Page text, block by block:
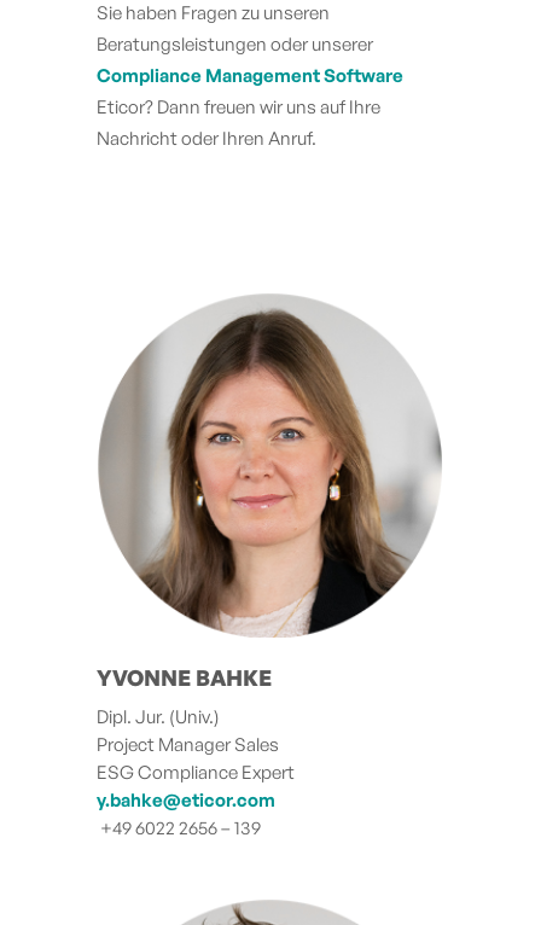
Sie haben Fragen zu unseren
Beratungsleistungen oder unserer
Compliance Management Software
Eticor? Dann freuen wir uns auf Ihre
Nachricht oder Ihren Anruf.
YVONNE BAHKE
Dipl. Jur. (Univ.)
Project Manager Sales
ESG Compliance Expert
y.bahke@eticor.com
+49 6022 2656 – 139